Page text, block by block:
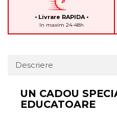
• Livrare RAPIDA •
In maxim 24-48h
Descriere
UN CADOU
EDUCATOARE